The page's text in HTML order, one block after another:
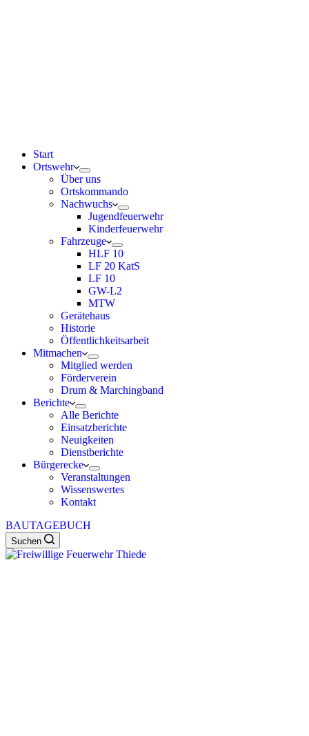
Start
Ortswehr
Über uns
Ortskommando
Nachwuchs
Jugendfeuerwehr
Kinderfeuerwehr
Fahrzeuge
HLF 10
LF 20 KatS
LF 10
GW-L2
MTW
Gerätehaus
Historie
Öffentlichkeitsarbeit
Mitmachen
Mitglied werden
Förderverein
Drum & Marchingband
Berichte
Alle Berichte
Einsatzberichte
Neuigkeiten
Dienstberichte
Bürgerecke
Veranstaltungen
Wissenswertes
Kontakt
BAUTAGEBUCH
Suchen